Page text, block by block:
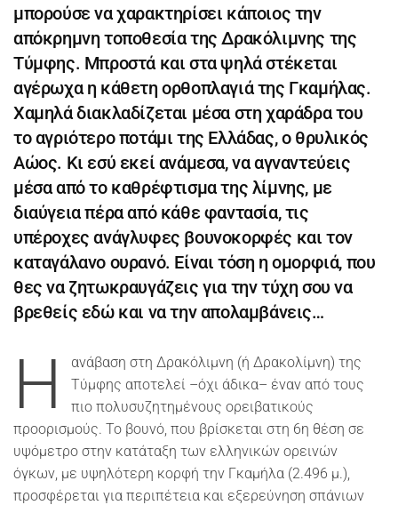
μπορούσε να χαρακτηρίσει κάποιος την
απόκρημνη τοποθεσία της Δρακόλιμνης της
Τύμφης. Μπροστά και στα ψηλά στέκεται
αγέρωχα η κάθετη ορθοπλαγιά της Γκαμήλας.
Χαμηλά διακλαδίζεται μέσα στη χαράδρα του
το αγριότερο ποτάμι της Ελλάδας, ο θρυλικός
Αώος. Κι εσύ εκεί ανάμεσα, να αγναντεύεις
μέσα από το καθρέφτισμα της λίμνης, με
διαύγεια πέρα από κάθε φαντασία, τις
υπέροχες ανάγλυφες βουνοκορφές και τον
καταγάλανο ουρανό. Είναι τόση η ομορφιά, που
θες να ζητωκραυγάζεις για την τύχη σου να
βρεθείς εδώ και να την απολαμβάνεις…
Η
ανάβαση στη Δρακόλιμνη (ή Δρακολίμνη) της
Τύμφης αποτελεί –όχι άδικα– έναν από τους
πιο πολυσυζητημένους ορειβατικούς
προορισμούς. Το βουνό, που βρίσκεται στη 6η θέση σε
υψόμετρο στην κατάταξη των ελληνικών ορεινών
όγκων, με υψηλότερη κορφή την Γκαμήλα (2.496 μ.),
προσφέρεται για περιπέτεια και εξερεύνηση σπάνιων